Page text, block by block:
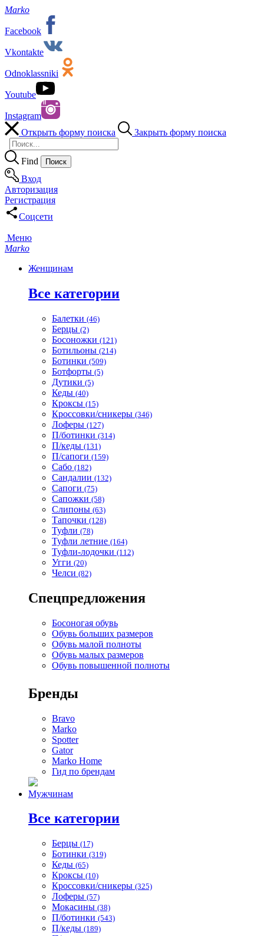
Marko
Facebook
Vkontakte
Odnoklassniki
Youtube
Instagram
Открыть форму поиска
Закрыть форму поиска
Find
Вход
Авторизация
Регистрация
Соцсети
Меню
Marko
Женщинам
Все категории
Балетки (46)
Берцы (2)
Босоножки (121)
Ботильоны (214)
Ботинки (509)
Ботфорты (5)
Дутики (5)
Кеды (40)
Кроксы (15)
Кроссовки/сникеры (346)
Лоферы (127)
П/ботинки (314)
П/кеды (131)
П/сапоги (159)
Сабо (182)
Сандалии (132)
Сапоги (75)
Сапожки (58)
Слипоны (63)
Тапочки (128)
Туфли (78)
Туфли летние (164)
Туфли-лодочки (112)
Угги (20)
Челси (82)
Спецпредложения
Босоногая обувь
Обувь больших размеров
Обувь малой полноты
Обувь малых размеров
Обувь повышенной полноты
Бренды
Bravo
Marko
Spotter
Gator
Marko Home
Гид по брендам
Мужчинам
Все категории
Берцы (17)
Ботинки (319)
Кеды (65)
Кроксы (10)
Кроссовки/сникеры (325)
Лоферы (57)
Мокасины (38)
П/ботинки (543)
П/кеды (189)